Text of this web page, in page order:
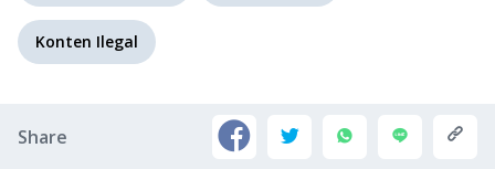
Konten Ilegal
Share